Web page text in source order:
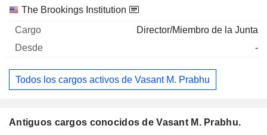
The Brookings Institution
Director/Miembro de la Junta
-
Todos los cargos activos de Vasant M. Prabhu
Antiguos cargos conocidos de Vasant M. Prabhu.